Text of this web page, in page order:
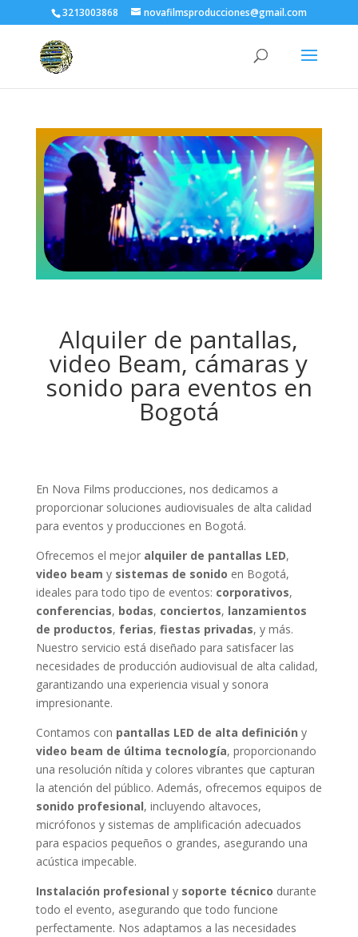
3213003868 novafilmsproducciones@gmail.com
Alquiler de pantallas,
video Beam, cámaras y
sonido para eventos en
Bogotá
En Nova Films producciones, nos dedicamos a
proporcionar soluciones audiovisuales de alta calidad
para eventos y producciones en Bogotá.
Ofrecemos el mejor alquiler de pantallas LED,
video beam y sistemas de sonido en Bogotá,
ideales para todo tipo de eventos: corporativos,
conferencias, bodas, conciertos, lanzamientos
de productos, ferias, fiestas privadas, y más.
Nuestro servicio está diseñado para satisfacer las
necesidades de producción audiovisual de alta calidad,
garantizando una experiencia visual y sonora
impresionante.
Contamos con pantallas LED de alta definición y
video beam de última tecnología, proporcionando
una resolución nítida y colores vibrantes que capturan
la atención del público. Además, ofrecemos equipos de
sonido profesional, incluyendo altavoces,
micrófonos y sistemas de amplificación adecuados
para espacios pequeños o grandes, asegurando una
acústica impecable.
Instalación profesional y soporte técnico durante
todo el evento, asegurando que todo funcione
perfectamente. Nos adaptamos a las necesidades